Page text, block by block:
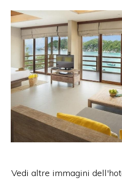
Vedi altre immagini